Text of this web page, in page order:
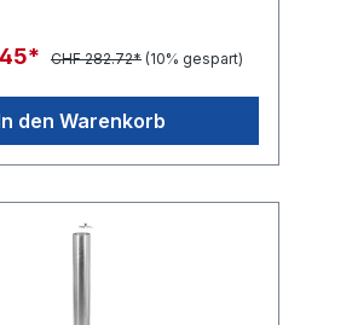
CHF 282.72* (10% gespart)
den Warenkorb